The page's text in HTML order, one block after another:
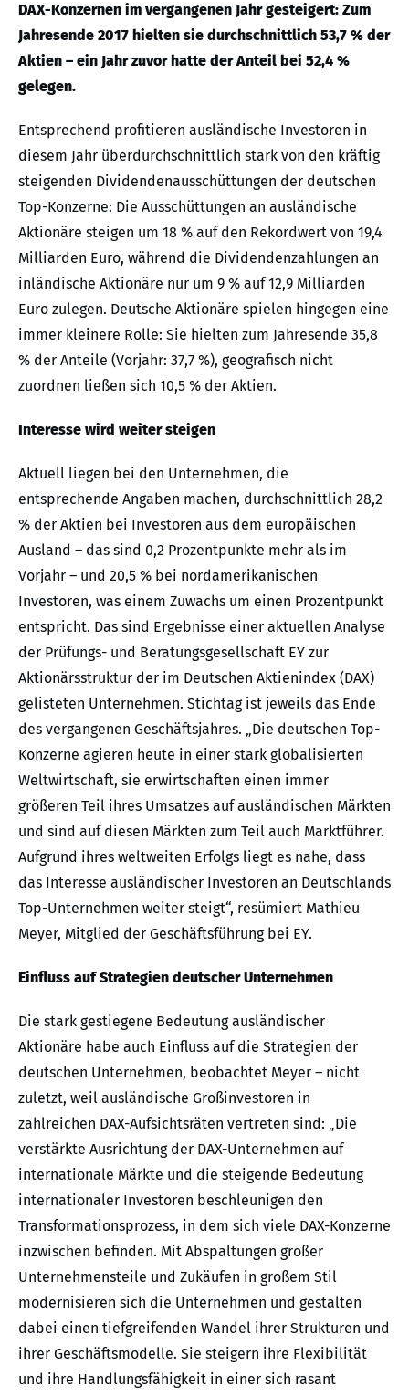
DAX-Konzernen im vergangenen Jahr gesteigert: Zum
Jahresende 2017 hielten sie durchschnittlich 53,7 % der
Aktien – ein Jahr zuvor hatte der Anteil bei 52,4 %
gelegen.
Entsprechend profitieren ausländische Investoren in
diesem Jahr überdurchschnittlich stark von den kräftig
steigenden Dividendenausschüttungen der deutschen
Top-Konzerne: Die Ausschüttungen an ausländische
Aktionäre steigen um 18 % auf den Rekordwert von 19,4
Milliarden Euro, während die Dividendenzahlungen an
inländische Aktionäre nur um 9 % auf 12,9 Milliarden
Euro zulegen. Deutsche Aktionäre spielen hingegen eine
immer kleinere Rolle: Sie hielten zum Jahresende 35,8
% der Anteile (Vorjahr: 37,7 %), geografisch nicht
zuordnen ließen sich 10,5 % der Aktien.
Interesse wird weiter steigen
Aktuell liegen bei den Unternehmen, die
entsprechende Angaben machen, durchschnittlich 28,2
% der Aktien bei Investoren aus dem europäischen
Ausland – das sind 0,2 Prozentpunkte mehr als im
Vorjahr – und 20,5 % bei nordamerikanischen
Investoren, was einem Zuwachs um einen Prozentpunkt
entspricht. Das sind Ergebnisse einer aktuellen Analyse
der Prüfungs- und Beratungsgesellschaft EY zur
Aktionärsstruktur der im Deutschen Aktienindex (DAX)
gelisteten Unternehmen. Stichtag ist jeweils das Ende
des vergangenen Geschäftsjahres. „Die deutschen Top-
Konzerne agieren heute in einer stark globalisierten
Weltwirtschaft, sie erwirtschaften einen immer
größeren Teil ihres Umsatzes auf ausländischen Märkten
und sind auf diesen Märkten zum Teil auch Marktführer.
Aufgrund ihres weltweiten Erfolgs liegt es nahe, dass
das Interesse ausländischer Investoren an Deutschlands
Top-Unternehmen weiter steigt“, resümiert Mathieu
Meyer, Mitglied der Geschäftsführung bei EY.
Einfluss auf Strategien deutscher Unternehmen
Die stark gestiegene Bedeutung ausländischer
Aktionäre habe auch Einfluss auf die Strategien der
deutschen Unternehmen, beobachtet Meyer – nicht
zuletzt, weil ausländische Großinvestoren in
zahlreichen DAX-Aufsichtsräten vertreten sind: „Die
verstärkte Ausrichtung der DAX-Unternehmen auf
internationale Märkte und die steigende Bedeutung
internationaler Investoren beschleunigen den
Transformationsprozess, in dem sich viele DAX-Konzerne
inzwischen befinden. Mit Abspaltungen großer
Unternehmensteile und Zukäufen in großem Stil
modernisieren sich die Unternehmen und gestalten
dabei einen tiefgreifenden Wandel ihrer Strukturen und
ihrer Geschäftsmodelle. Sie steigern ihre Flexibilität
und ihre Handlungsfähigkeit in einer sich rasant